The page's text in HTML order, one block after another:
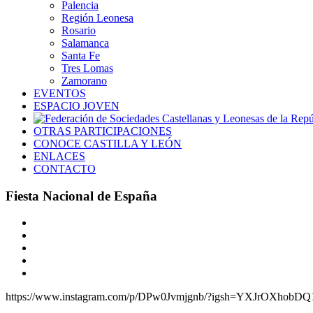
Palencia
Región Leonesa
Rosario
Salamanca
Santa Fe
Tres Lomas
Zamorano
EVENTOS
ESPACIO JOVEN
OTRAS PARTICIPACIONES
CONOCE CASTILLA Y LEÓN
ENLACES
CONTACTO
Fiesta Nacional de España
https://www.instagram.com/p/DPw0Jvmjgnb/